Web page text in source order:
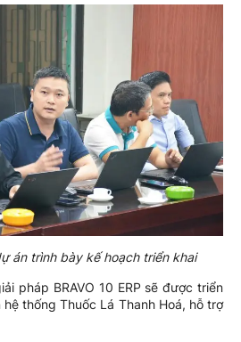
án trình bày kế hoạch triển khai
pháp BRAVO 10 ERP sẽ được triển
thống Thuốc Lá Thanh Hoá, hỗ trợ